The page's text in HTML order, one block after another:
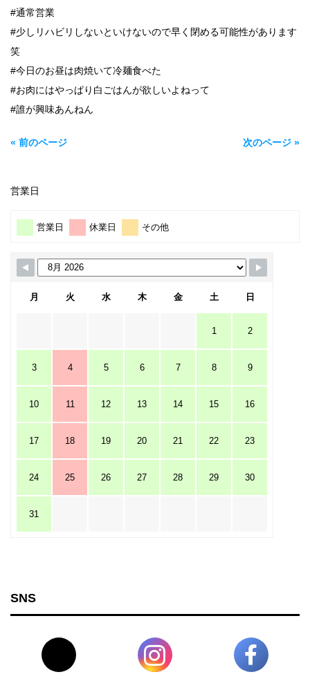
#通常営業
#少しリハビリしないといけないので早く閉める可能性があります
笑
#今日のお昼は肉焼いて冷麺食べた
#お肉にはやっぱり白ごはんが欲しいよねって
#誰が興味あんねん
« 前のページ 次のページ »
営業日
営業日 休業日 その他
月 火 水 木 金 土 日
1 2
3 4 5 6 7 8 9
10 11 12 13 14 15 16
17 18 19 20 21 22 23
24 25 26 27 28 29 30
31
SNS